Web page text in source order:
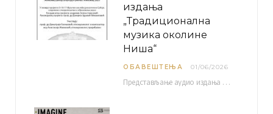
издања
„Традиционална
музика околине
Ниша“
ОБАВЕШТЕЊА 01/06/2026
Представљање аудио издања “Традиционална музика околине Ниша” организује се у оквиру пројекта О-10-17 Музичко наслеђе…